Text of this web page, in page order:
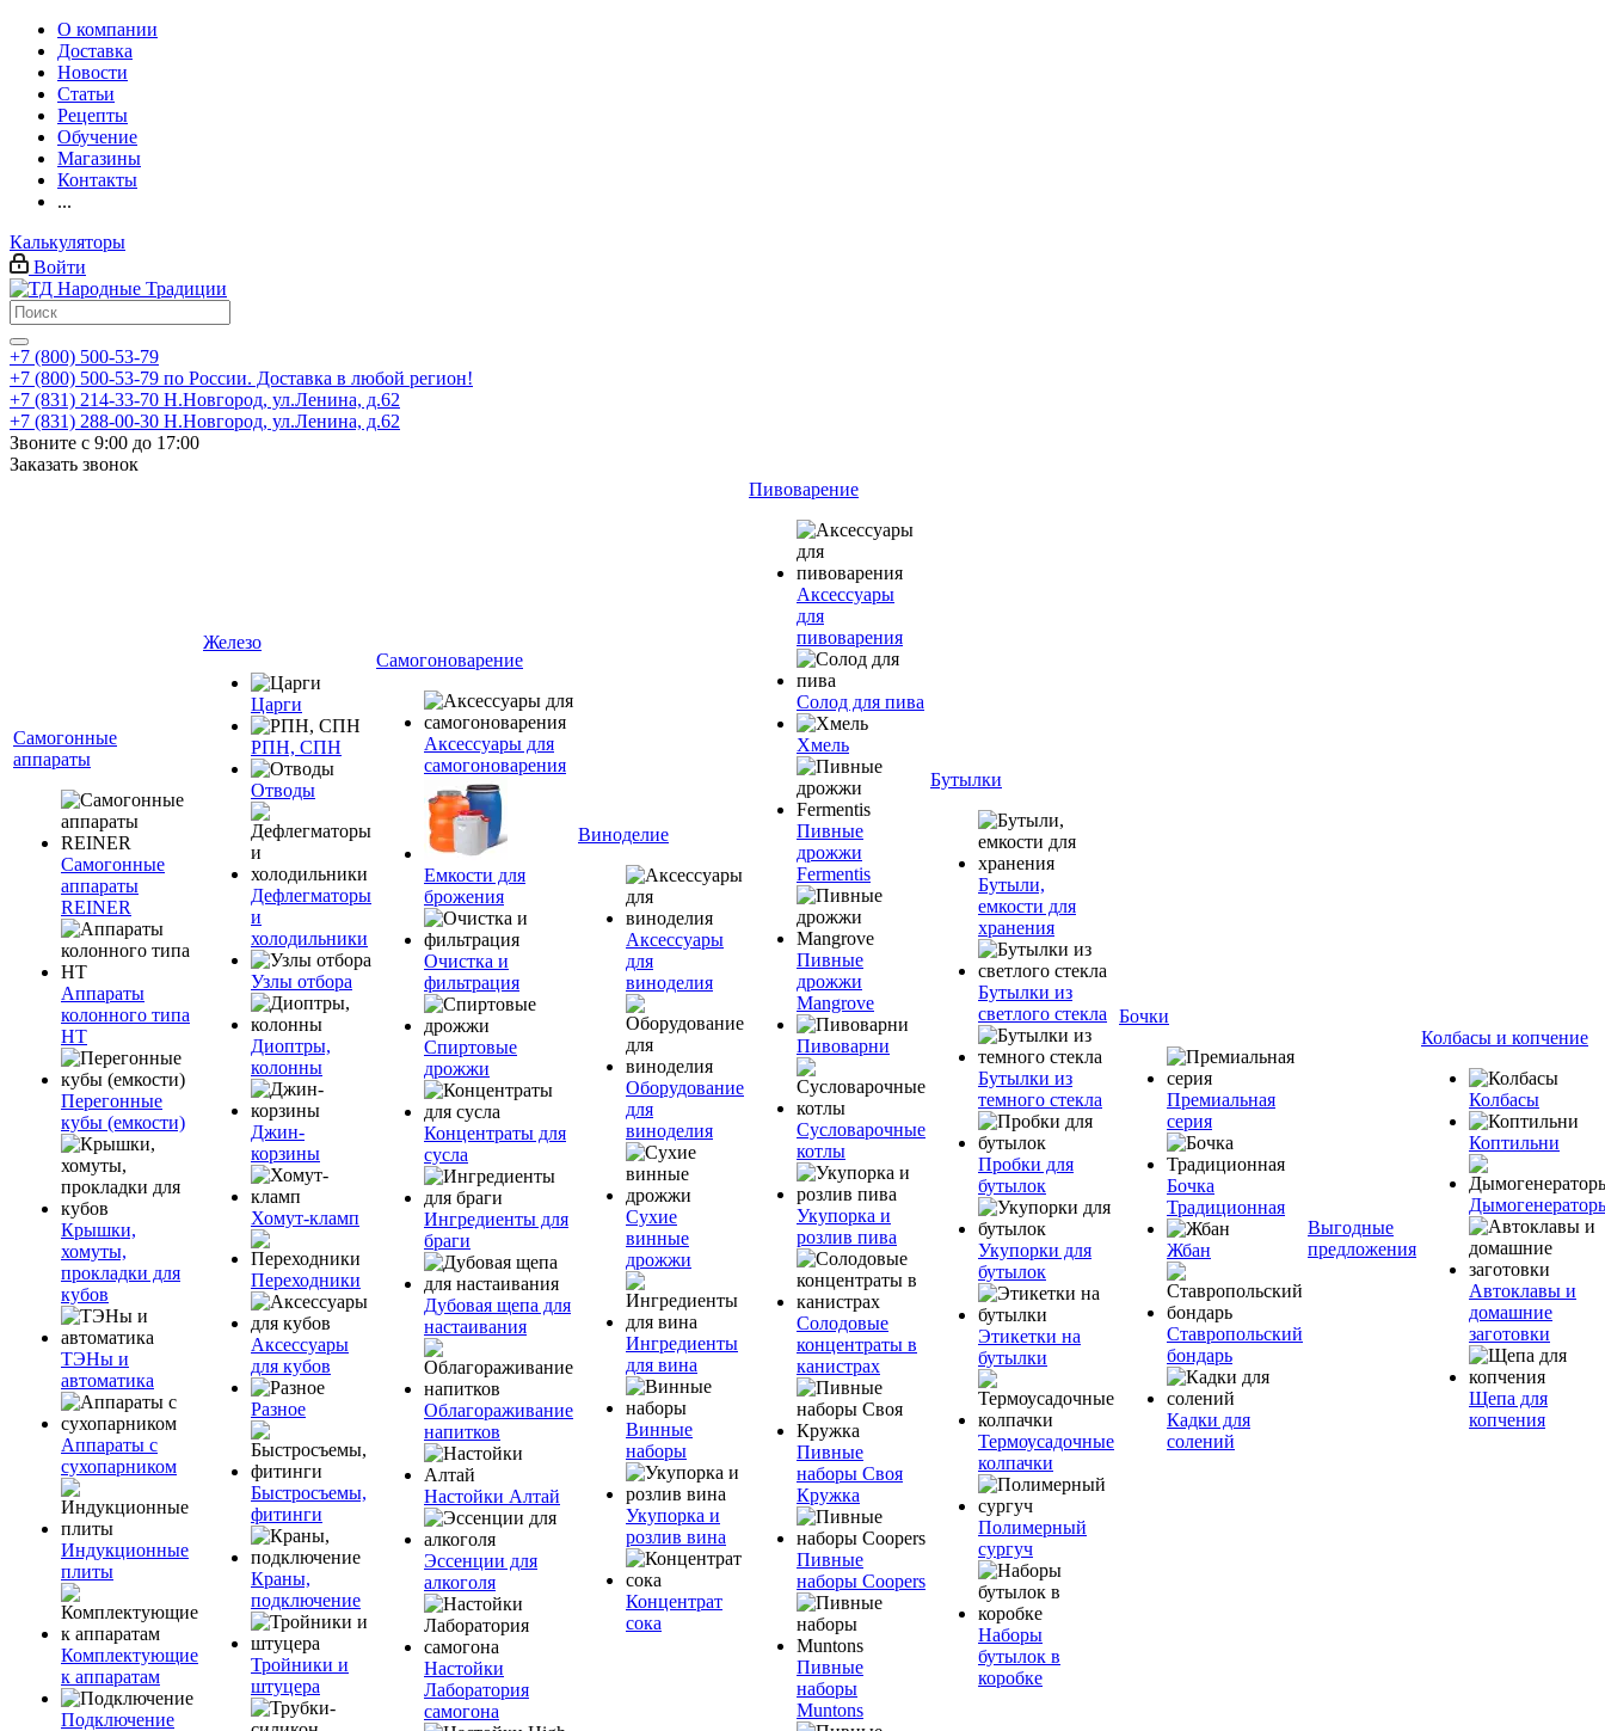
О компании
Доставка
Новости
Статьи
Рецепты
Обучение
Магазины
Контакты
...
Калькуляторы
Войти
+7 (800) 500-53-79
+7 (800) 500-53-79 по России. Доставка в любой регион!
+7 (831) 214-33-70 Н.Новгород, ул.Ленина, д.62
+7 (831) 288-00-30 Н.Новгород, ул.Ленина, д.62
Звоните с 9:00 до 17:00
Заказать звонок
Самогонные
аппараты
Самогонные
аппараты
REINER
Аппараты
колонного типа
НТ
Перегонные
кубы (емкости)
Крышки,
хомуты,
прокладки для
кубов
ТЭНы и
автоматика
Аппараты с
сухопарником
Индукционные
плиты
Комплектующие
к аппаратам
Подключение
Железо
Царги
РПН, СПН
Отводы
Дефлегматоры
и
холодильники
Узлы отбора
Диоптры,
колонны
Джин-
корзины
Хомут-кламп
Переходники
Аксессуары
для кубов
Разное
Быстросъемы,
фитинги
Краны,
подключение
Тройники и
штуцера
Самогоноварение
Аксессуары для
самогоноварения
Емкости для
брожения
Очистка и
фильтрация
Спиртовые
дрожжи
Концентраты для
сусла
Ингредиенты для
браги
Дубовая щепа для
настаивания
Облагораживание
напитков
Настойки Алтай
Эссенции для
алкоголя
Настойки
Лаборатория
самогона
Виноделие
Аксессуары
для
виноделия
Оборудование
для
виноделия
Сухие
винные
дрожжи
Ингредиенты
для вина
Винные
наборы
Укупорка и
розлив вина
Концентрат
сока
Пивоварение
Аксессуары
для
пивоварения
Солод для пива
Хмель
Пивные
дрожжи
Fermentis
Пивные
дрожжи
Mangrove
Пивоварни
Сусловарочные
котлы
Укупорка и
розлив пива
Солодовые
концентраты в
канистрах
Пивные
наборы Своя
Кружка
Пивные
наборы Coopers
Пивные
наборы
Muntons
Бутылки
Бутыли,
емкости для
хранения
Бутылки из
светлого стекла
Бутылки из
темного стекла
Пробки для
бутылок
Укупорки для
бутылок
Этикетки на
бутылки
Термоусадочные
колпачки
Полимерный
сургуч
Наборы
бутылок в
коробке
Бочки
Премиальная
серия
Бочка
Традиционная
Жбан
Ставропольский
бондарь
Кадки для
солений
Выгодные
предложения
Колбасы и копчение
Колбасы
Коптильни
Автоклавы и
домашние
заготовки
Щепа для
копчения